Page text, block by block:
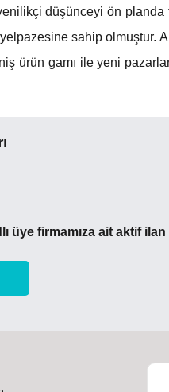
düşünceyi ön planda
sahip olmuştur.
ürün gamı ile yeni
üye firmamıza ait aktif